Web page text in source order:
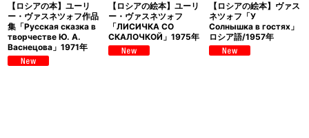
【ロシアの本】ユーリ
ー・ヴァスネツォフ作品
集「Русская сказка в
творчестве Ю. А.
Васнецова」1971年
【ロシアの絵本】ユーリ
ー・ヴァスネツォフ
「ЛИСИЧКА СО
СКАЛОЧКОЙ」1975年
【ロシアの絵本】ヴァス
ネツォフ「У
Солнышка в гостях」
ロシア語/1957年